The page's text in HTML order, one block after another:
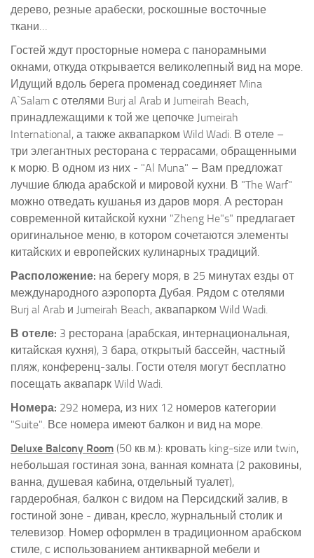
дерево, резные арабески, роскошные восточные
ткани…
Гостей ждут просторные номера с панорамными
окнами, откуда открывается великолепный вид на море.
Идущий вдоль берега променад соединяет Mina
A`Salam с отелями Burj al Arab и Jumeirah Beach,
принадлежащими к той же цепочке Jumeirah
International, а также аквапарком Wild Wadi. В отеле –
три элегантных ресторана с террасами, обращенными
к морю. В одном из них - "Al Muna" – Вам предложат
лучшие блюда арабской и мировой кухни. В "The Warf"
можно отведать кушанья из даров моря. А ресторан
современной китайской кухни "Zheng He"s" предлагает
оригинальное меню, в котором сочетаются элементы
китайских и европейских кулинарных традиций.
Расположение: на берегу моря, в 25 минутах езды от
международного аэропорта Дубая. Рядом с отелями
Burj al Arab и Jumeirah Beach, аквапарком Wild Wadi.
В отеле: 3 ресторана (арабская, интернациональная,
китайская кухня), 3 бара, открытый бассейн, частный
пляж, конференц-залы. Гости отеля могут бесплатно
посещать аквапарк Wild Wadi.
Номера: 292 номера, из них 12 номеров категории
"Suite". Все номера имеют балкон и вид на море.
Deluxe Balcony Room (50 кв.м.): кровать king-size или twin,
небольшая гостиная зона, ванная комната (2 раковины,
ванна, душевая кабина, отдельный туалет),
гардеробная, балкон с видом на Персидский залив, в
гостиной зоне - диван, кресло, журнальный столик и
телевизор. Номер оформлен в традиционном арабском
стиле, с использованием антикварной мебели и